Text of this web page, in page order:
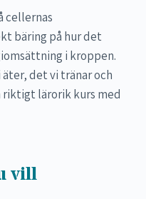
cellernas
bäring på hur det
i kroppen.
det vi tränar och
riktigt lärorik kurs med
vill